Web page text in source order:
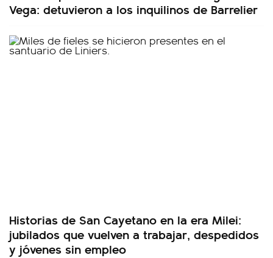
Vega: detuvieron a los inquilinos de Barrelier
Historias de San Cayetano en la era Milei:
jubilados que vuelven a trabajar, despedidos
y jóvenes sin empleo